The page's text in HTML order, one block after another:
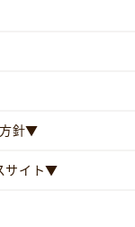
針▼
サイト▼